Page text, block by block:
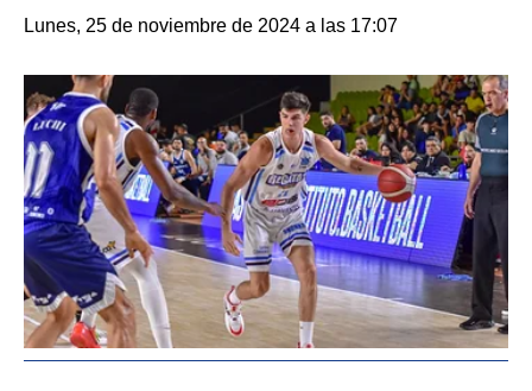
Lunes, 25 de noviembre de 2024 a las 17:07